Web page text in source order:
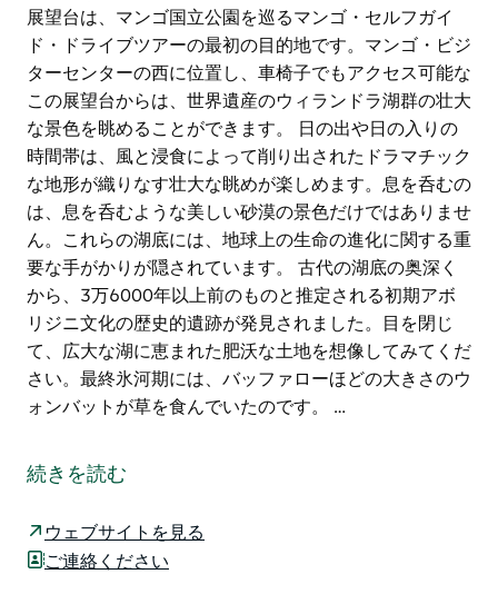
展望台は、マンゴ国立公園を巡るマンゴ・セルフガイ
ド・ドライブツアーの最初の目的地です。マンゴ・ビジ
ターセンターの西に位置し、車椅子でもアクセス可能な
この展望台からは、世界遺産のウィランドラ湖群の壮大
な景色を眺めることができます。 日の出や日の入りの
時間帯は、風と浸食によって削り出されたドラマチック
な地形が織りなす壮大な眺めが楽しめます。息を呑むの
は、息を呑むような美しい砂漠の景色だけではありませ
ん。これらの湖底には、地球上の生命の進化に関する重
要な手がかりが隠されています。 古代の湖底の奥深く
から、3万6000年以上前のものと推定される初期アボ
リジニ文化の歴史的遺跡が発見されました。目を閉じ
て、広大な湖に恵まれた肥沃な土地を想像してみてくだ
さい。最終氷河期には、バッファローほどの大きさのウ
ォンバットが草を食んでいたのです。 …
ださい。ニューサウスウェールズ州アウトバックで最も
象徴的な景色の一つであるウォールズ・オブ・チャイナ
ド・ドライブツアーの最初の目的地です。マンゴ・ビジ
ターセンターの西に位置し、車椅子でもアクセス可能な
続きを読む
ウェブサイトを見る
ご連絡ください